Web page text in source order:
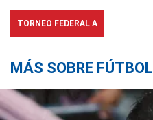
TORNEO FEDERAL A
MÁS SOBRE FÚTBOL